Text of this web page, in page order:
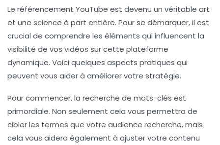
Le référencement YouTube est devenu un véritable art
et une science à part entière. Pour se démarquer, il est
crucial de comprendre les éléments qui influencent la
visibilité de vos vidéos sur cette plateforme
dynamique. Voici quelques aspects pratiques qui
peuvent vous aider à améliorer votre stratégie.
Pour commencer, la recherche de mots-clés est
primordiale. Non seulement cela vous permettra de
cibler les termes que votre audience recherche, mais
cela vous aidera également à ajuster votre contenu